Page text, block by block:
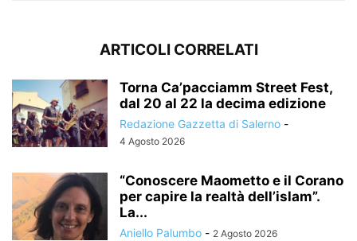
ARTICOLI CORRELATI
Torna Ca’pacciamm Street Fest,
dal 20 al 22 la decima edizione
Redazione Gazzetta di Salerno -
4 Agosto 2026
“Conoscere Maometto e il Corano
per capire la realtà dell’islam”.
La...
Aniello Palumbo - 2 Agosto 2026